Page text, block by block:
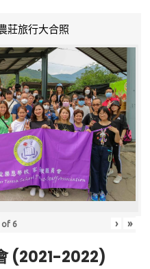
莊旅行大合照
of 6 › »
(2021-2022)